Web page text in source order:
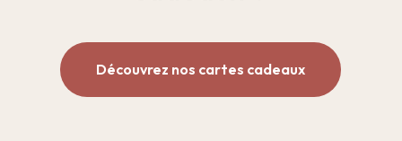
Découvrez nos cartes cadeaux